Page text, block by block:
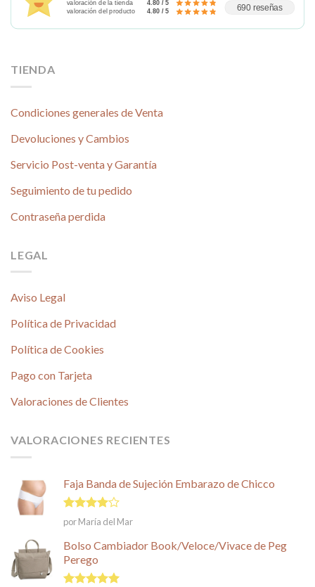
valoración de la tienda
4.80 / 5
valoración del producto
4.80 / 5 690 reseñas
TIENDA
Condiciones generales de Venta
Devoluciones y Cambios
Servicio Post-venta y Garantía
Seguimiento de tu pedido
Contraseña perdida
LEGAL
Aviso Legal
Política de Privacidad
Política de Cookies
Pago con Tarjeta
Valoraciones de Clientes
VALORACIONES RECIENTES
Faja Banda de Sujeción Embarazo de Chicco
Valorado
en
5
por María del Mar
Bolso Cambiador Book/Veloce/Vivace de Peg
Perego